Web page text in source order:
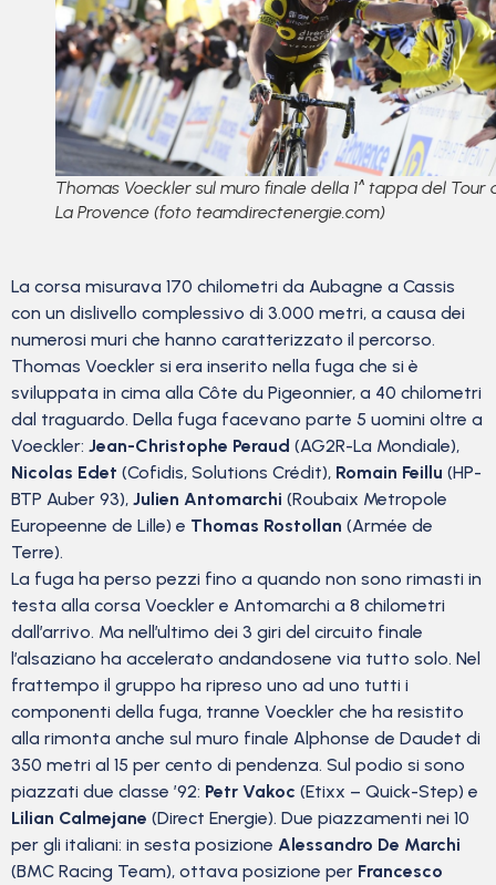
Thomas Voeckler sul muro finale della 1^ tappa del Tour
La Provence (foto teamdirectenergie.com)
La corsa misurava 170 chilometri da Aubagne a Cassis
con un dislivello complessivo di 3.000 metri, a causa dei
numerosi muri che hanno caratterizzato il percorso.
Thomas Voeckler si era inserito nella fuga che si è
sviluppata in cima alla Côte du Pigeonnier, a 40 chilometri
dal traguardo. Della fuga facevano parte 5 uomini oltre a
Voeckler: Jean-Christophe Peraud (AG2R-La Mondiale),
Nicolas Edet (Cofidis, Solutions Crédit), Romain Feillu (HP-
BTP Auber 93), Julien Antomarchi (Roubaix Metropole
Europeenne de Lille) e Thomas Rostollan (Armée de
Terre).
La fuga ha perso pezzi fino a quando non sono rimasti in
testa alla corsa Voeckler e Antomarchi a 8 chilometri
dall’arrivo. Ma nell’ultimo dei 3 giri del circuito finale
l’alsaziano ha accelerato andandosene via tutto solo. Nel
frattempo il gruppo ha ripreso uno ad uno tutti i
componenti della fuga, tranne Voeckler che ha resistito
alla rimonta anche sul muro finale Alphonse de Daudet di
350 metri al 15 per cento di pendenza. Sul podio si sono
piazzati due classe ’92: Petr Vakoc (Etixx – Quick-Step) e
Lilian Calmejane (Direct Energie). Due piazzamenti nei 10
per gli italiani: in sesta posizione Alessandro De Marchi
(BMC Racing Team), ottava posizione per Francesco